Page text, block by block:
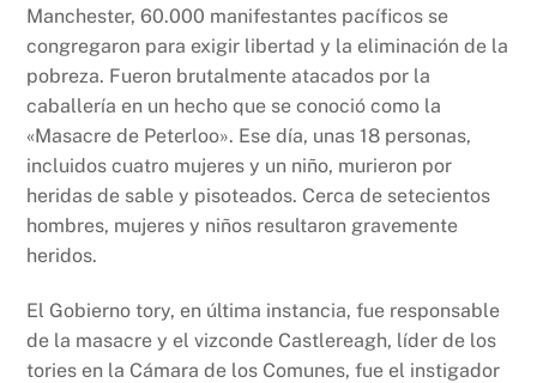
Manchester, 60.000 manifestantes pacíficos se
congregaron para exigir libertad y la eliminación de la
pobreza. Fueron brutalmente atacados por la
caballería en un hecho que se conoció como la
«Masacre de Peterloo». Ese día, unas 18 personas,
incluidos cuatro mujeres y un niño, murieron por
heridas de sable y pisoteados. Cerca de setecientos
hombres, mujeres y niños resultaron gravemente
heridos.
El Gobierno tory, en última instancia, fue responsable
de la masacre y el vizconde Castlereagh, líder de los
tories en la Cámara de los Comunes, fue el instigador